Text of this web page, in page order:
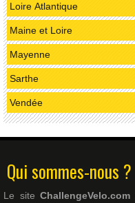
Loire Atlantique
Maine et Loire
Mayenne
Sarthe
Vendée
Qui sommes-nous ?
Le siteChallengeVelo.com